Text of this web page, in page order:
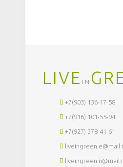
LIVE IN
+7(903) 136-17-58
+7(916) 101-55-94
+7(927) 378-41-61